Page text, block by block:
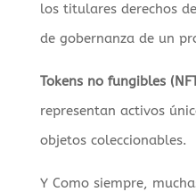
los titulares derechos
de gobernanza de un
Tokens no fungibles
representan activos
objetos coleccionables.
Y Como siempre,